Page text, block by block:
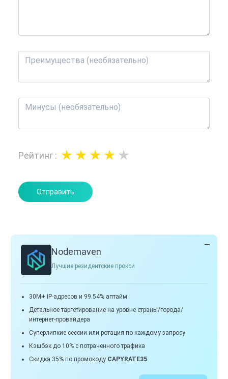
Рейтинг :
Отправить
Nodemaven
Лучшие резидентские прокси
30M+ IP-адресов и 99.54% аптайм
Детальное таргетирование на уровне страны/города/
интернет-провайдера
Суперлипкие сессии или ротация по каждому запросу
Кэшбэк до 10% с потраченного трафика
Скидка 35% по промокоду CAPYRATE35